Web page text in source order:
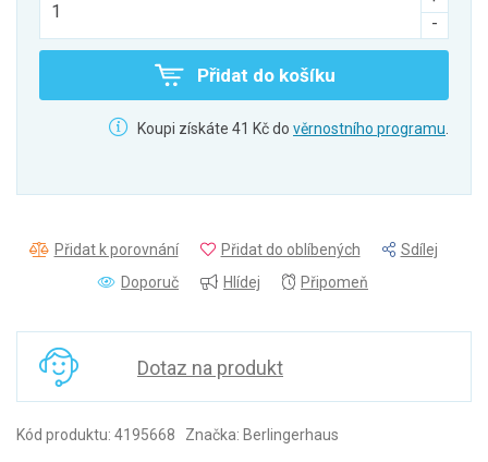
Přidat do košíku
Koupi získáte 41 Kč do věrnostního programu
Přidat k porovnání Přidat do oblíbených
Sdílej
Doporuč
Hlídej Připomeň
Dotaz na produkt
Kód produktu: 4195668 Značka: Berlingerhaus